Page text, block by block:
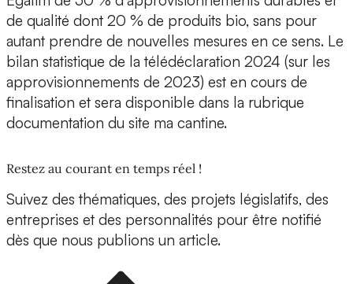
de qualité dont 20 % de produits bio, sans pour
autant prendre de nouvelles mesures en ce sens. Le
bilan statistique de la télédéclaration 2024 (sur les
approvisionnements de 2023) est en cours de
finalisation et sera disponible dans la rubrique
documentation du site ma cantine.
Restez au courant en temps réel !
Suivez des thématiques, des projets législatifs, des
entreprises et des personnalités pour être notifié
dès que nous publions un article.